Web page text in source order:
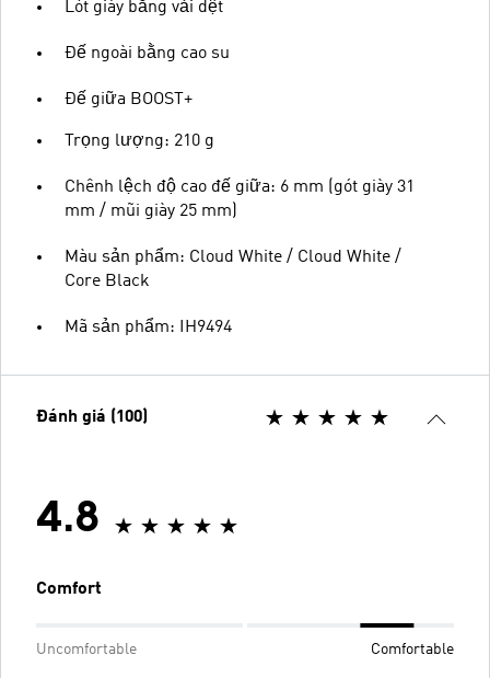
Lót giày bằng vải dệt
Đế ngoài bằng cao su
Đế giữa BOOST+
Trọng lượng: 210 g
Chênh lệch độ cao đế giữa: 6 mm (gót giày 31
mm / mũi giày 25 mm)
Màu sản phẩm: Cloud White / Cloud White /
Core Black
Mã sản phẩm: IH9494
Đánh giá (100)
4.8
Comfort
Uncomfortable Comfortable